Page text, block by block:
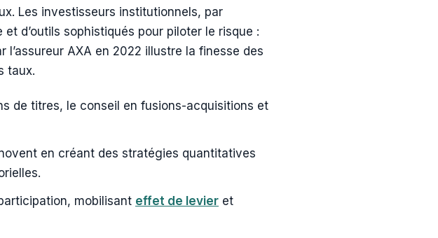
Les investisseurs institutionnels, par
d’outils sophistiqués pour piloter le risque :
AXA en 2022 illustre la finesse des
taux.
de titres, le conseil en fusions-acquisitions et
en créant des stratégies quantitatives
mobilisant effet de levier et